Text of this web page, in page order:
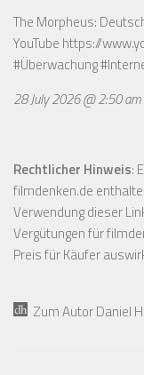
The Morpheus:
YouTube https://
#Überwachung
28 July 2026 @ 2:50 am
Rechtlicher Hinweis:
filmdenken.de
Verwendung dieser
Vergütungen für
Preis für Käufer
Zum Autor Daniel